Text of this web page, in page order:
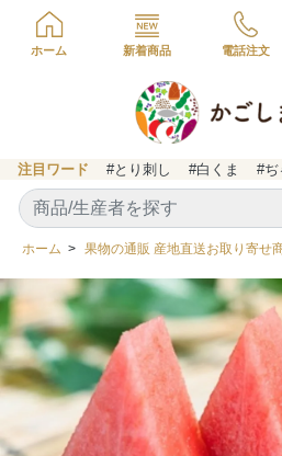
ホーム 新着商品 電話注文
注目ワード #とり刺し #白くま #ぢ
ホーム > 果物の通販 産地直送お取り寄せ